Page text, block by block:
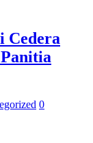
Cedera
0